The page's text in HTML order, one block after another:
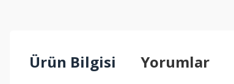
Ürün Bilgisi Yorumlar